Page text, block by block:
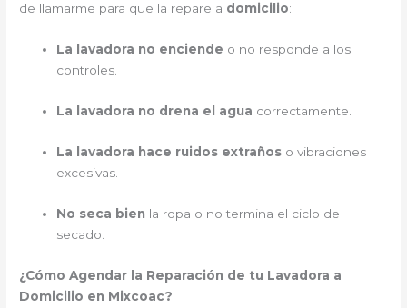
de llamarme para que la repare a domicilio:
La lavadora no enciende o no responde a los
controles.
La lavadora no drena el agua correctamente.
La lavadora hace ruidos extraños o vibraciones
excesivas.
No seca bien la ropa o no termina el ciclo de
secado.
¿Cómo Agendar la Reparación de tu Lavadora a
Domicilio en Mixcoac?